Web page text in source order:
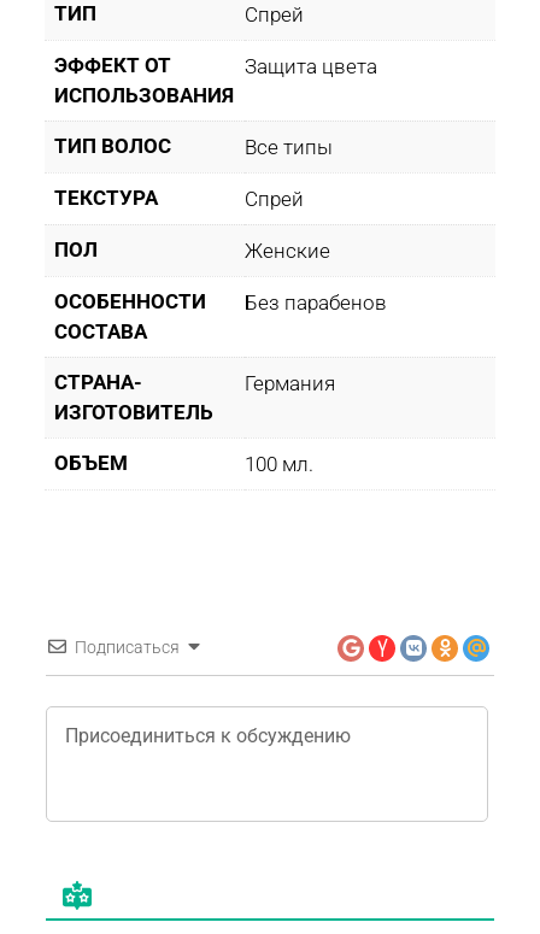
ТИП Спрей
ЭФФЕКТ ОТ
ИСПОЛЬЗОВАНИЯ
Защита цвета
ТИП ВОЛОС Все типы
ТЕКСТУРА Спрей
ПОЛ Женские
ОСОБЕННОСТИ
СОСТАВА
Без парабенов
СТРАНА-
ИЗГОТОВИТЕЛЬ
Германия
ОБЪЕМ 100 мл.
Подписаться